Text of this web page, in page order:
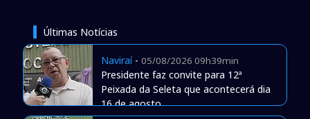
Últimas Notícias
Naviraí- 05/08/2026 09h39min
Presidente faz convite para 12ª
Peixada da Seleta que acontecerá dia
16 de agosto